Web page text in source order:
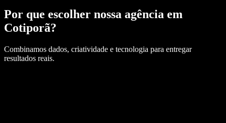
Por que escolher nossa agência em
Cotiporã?
Combinamos dados, criatividade e tecnologia para entregar
resultados reais.